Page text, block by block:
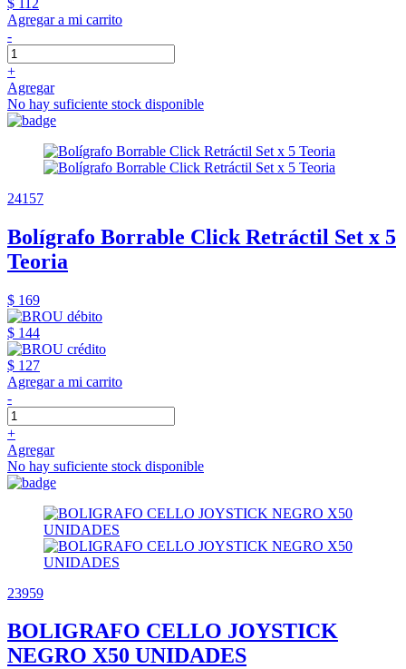
Agregar a mi carrito
-
+
Agregar
No hay suficiente stock disponible
24157
Bolígrafo Borrable Click Retráctil Set x 5
Teoria
$ 169
$ 144
$ 127
Agregar a mi carrito
-
+
Agregar
No hay suficiente stock disponible
23959
BOLIGRAFO CELLO JOYSTICK
NEGRO X50 UNIDADES